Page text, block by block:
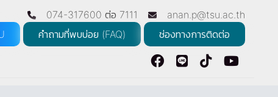
074-317600 ต่อ 7111
anan.p@tsu.ac.th
คำถามที่พบบ่อย (FAQ) ช่องทางการติดต่อ